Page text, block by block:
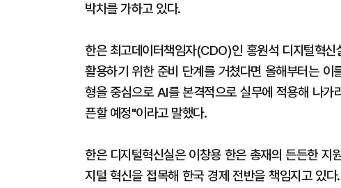
박차를 가하고 있다.
한은 최고데이터책임자(CDO)인 홍원석 디지털혁
활용하기 위한 준비 단계를 거쳤다면 올해부터는
형을 중심으로 AI를 본격적으로 실무에 적용해 나
픈할 예정"이라고 말했다.
한은 디지털혁신실은 이창용 한은 총재의 든든한
지털 혁신을 접목해 한국 경제 전반을 책임지고 있